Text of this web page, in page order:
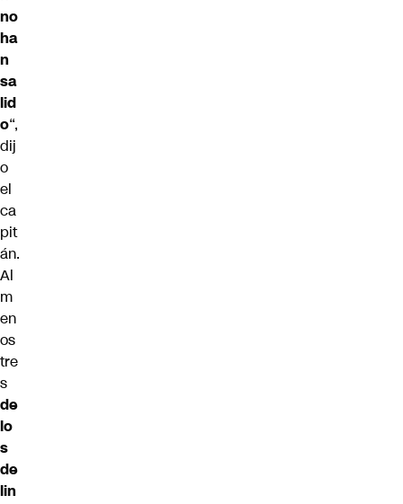
no
ha
n
sa
lid
o“,
dij
o
el
ca
pit
án.
Al
m
en
os
tre
s
de
lo
s
de
lin